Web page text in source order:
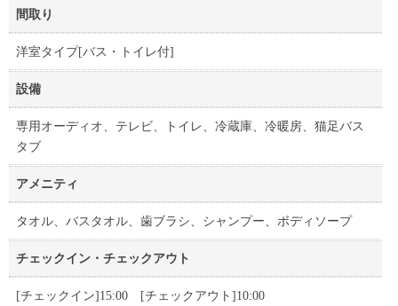
間取り
洋室タイプ[バス・トイレ付]
設備
専用オーディオ、テレビ、トイレ、冷蔵庫、冷暖房、猫足バス
タブ
アメニティ
タオル、バスタオル、歯ブラシ、シャンプー、ボディソープ
チェックイン・チェックアウト
[チェックイン]15:00 [チェックアウト]10:00